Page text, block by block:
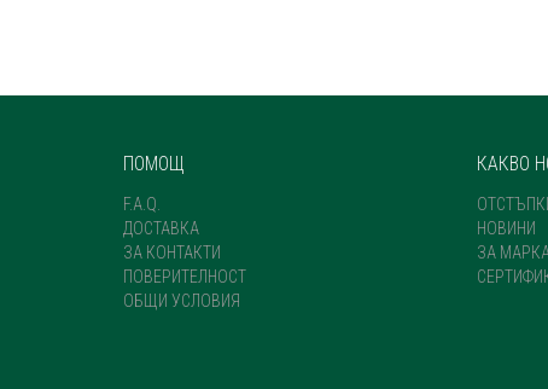
ПОМОЩ
F.A.Q.
ДОСТАВКА
ЗА КОНТАКТИ
ПОВЕРИТЕЛНОСТ
ОБЩИ УСЛОВИЯ
КАКВО
НОВИНИ
ЗА